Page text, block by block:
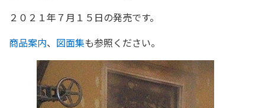
２０２１年７月１５日の発売です。
商品案内、 図面集も参照ください。